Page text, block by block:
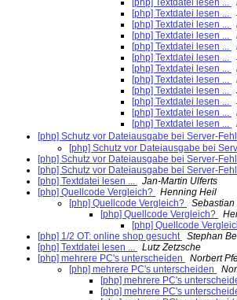
[php] Textdatei lesen ...
[php] Textdatei lesen ...
[php] Textdatei lesen ...
[php] Textdatei lesen ...
[php] Textdatei lesen ...
[php] Textdatei lesen ...
[php] Textdatei lesen ...
[php] Textdatei lesen ...
[php] Textdatei lesen ...
[php] Textdatei lesen ...
[php] Textdatei lesen ...
[php] Textdatei lesen ...
[php] Schutz vor Dateiausgabe bei Server-
[php] Schutz vor Dateiausgabe bei
[php] Schutz vor Dateiausgabe bei Server-
[php] Schutz vor Dateiausgabe bei Server-
[php] Textdatei lesen ...
Jan-Martin Ulferts
[php] Quellcode Vergleich?
Henning Heil
[php] Quellcode Vergleich?
Sebastian
[php] Quellcode Vergleich?
[php] Quellcode
[php] 1/2 OT: online shop gesucht Stephan
[php] Textdatei lesen ...
Lutz Zetzsche
[php] mehrere PC's unterscheiden
Norbert
[php] mehrere PC's unterscheiden
[php] mehrere PC's
[php] mehrere PC's